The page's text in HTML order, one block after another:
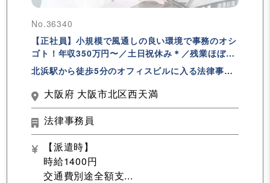
No.36340
【正社員】小規模で風通しの良い環境で事務のオシ
ゴト！年収350万円〜／土日祝休み＊／残業ほぼな
し！
北浜駅から徒歩5分のオフィスビルに入る法律事務
大阪府 大阪市北区西天満
法律事務員
【派遣時】
時給1400円
交通費別途全額支...